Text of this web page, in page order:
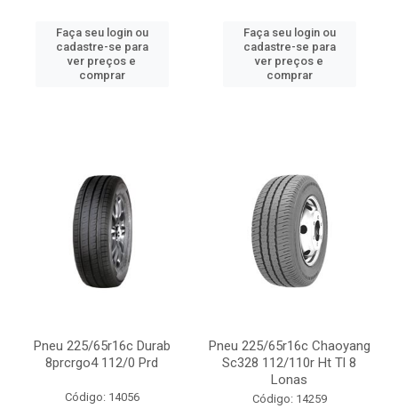
Faça seu login ou
cadastre-se para
ver preços e
comprar
Faça seu login ou
cadastre-se para
ver preços e
comprar
Pneu 225/65r16c Durab
8prcrgo4 112/0 Prd
Código: 14056
Pneu 225/65r16c Chaoyang
Sc328 112/110r Ht Tl 8
Lonas
Código: 14259